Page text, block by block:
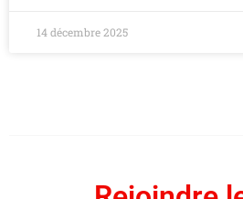
14 décembre 2025